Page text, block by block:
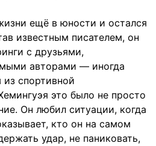
ещё в юности и остался
известным писателем, он
с друзьями,
авторами — иногда
из спортивной
это было не просто
Он любил ситуации, когда
кто он на самом
удар, не паниковать,